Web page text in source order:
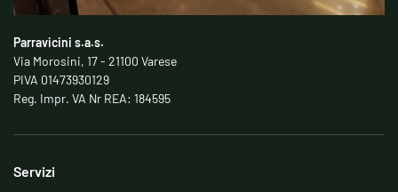
Parravicini s.a.s.
Via Morosini, 17 - 21100 Varese
PIVA 01473930129
Reg. Impr. VA Nr REA: 184595
Servizi